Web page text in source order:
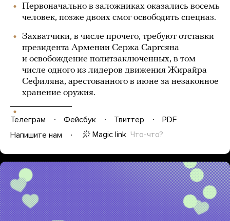
Первоначально в заложниках оказались восемь
человек, позже двоих смог освободить спецназ.
Захватчики, в числе прочего, требуют отставки
президента Армении Сержа Саргсяна
и освобождение политзаключенных, в том
числе одного из лидеров движения Жирайра
Сефиляна, арестованного в июне за незаконное
хранение оружия.
Телеграм Фейсбук Твиттер
PDF
Напишите нам
Magic link Что-что?